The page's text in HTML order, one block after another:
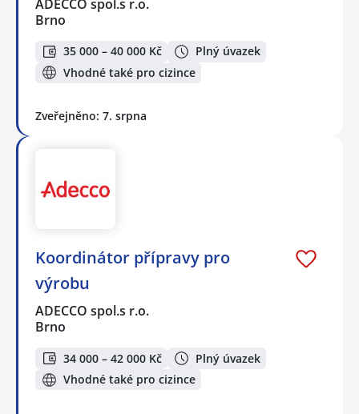
ADECCO spol.s r.o.
Brno
35 000 – 40 000 Kč
Plný úvazek
Vhodné také pro cizince
Zveřejněno: 7. srpna
Koordinátor přípravy pro
výrobu
ADECCO spol.s r.o.
Brno
34 000 – 42 000 Kč
Plný úvazek
Vhodné také pro cizince